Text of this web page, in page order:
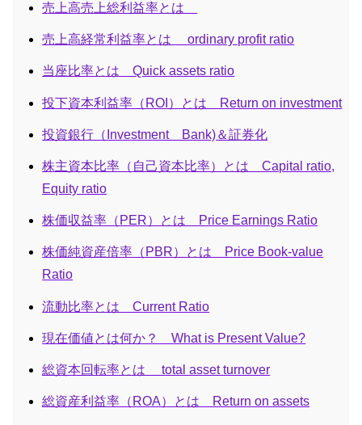
売上高売上総利益率とは
売上高経常利益率とは ordinary profit ratio
当座比率とは Quick assets ratio
投下資本利益率（ROI）とは Return on investment
投資銀行（Investment Bank)＆証券化
株主資本比率（自己資本比率）とは Capital ratio,
Equity ratio
株価収益率（PER）とは Price Earnings Ratio
株価純資産倍率（PBR）とは Price Book-value
Ratio
流動比率とは Current Ratio
現在価値とは何か？ What is Present Value?
総資本回転率とは total asset turnover
総資産利益率（ROA）とは Return on assets